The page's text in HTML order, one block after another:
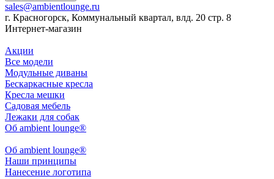
sales@ambientlounge.ru
г. Красногорск, Коммунальный квартал, влд. 20 стр. 8
Интернет-магазин
Акции
Все модели
Модульные диваны
Бескаркасные кресла
Кресла мешки
Садовая мебель
Лежаки для собак
Об ambient lounge®
Oб ambient lounge®
Наши принципы
Нанесение логотипа